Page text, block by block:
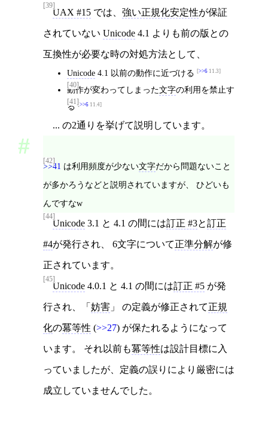
[39]
UAX #15 では、 強い正規化安定性が保証
されていない Unicode 4.1 よりも前の版との
互換性が必要な時の対処方法として、
[40]
Unicode 4.1 以前の動作に近づける >>6 11.3
[41]
動作が変わってしまった文字の利用を禁止す
る >>6 11.4
... の2通りを挙げて説明しています。
[42]
>>41 は利用頻度が少ない文字だから問題ないこと
が多かろうなどと説明されていますが、 ひどいも
んですなw
[44]
Unicode 3.1 と 4.1 の間には訂正 #3と訂正
#4が発行され、 6文字について正準分解が修
正されています。
[45]
Unicode 4.0.1 と 4.1 の間には訂正 #5 が発
行され、「 妨害 」 の定義が修正されて正規
化の冪等性 (>>27) が保たれるようになって
います。 それ以前も冪等性は設計目標に入
っていましたが、定義の誤りにより厳密には
成立していませんでした。